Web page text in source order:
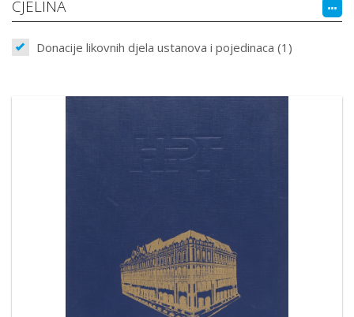
CJELINA
Donacije likovnih djela ustanova i pojedinaca (1)